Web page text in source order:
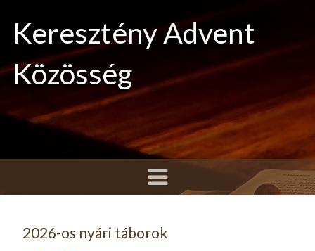
Keresztény Advent
Közösség
2026-os nyári táborok